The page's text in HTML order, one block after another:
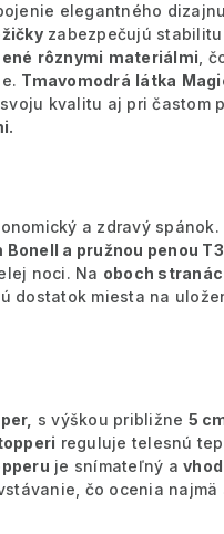
elegantného
zabezpečujú stabilitu
rôznymi materiálmi ,
Tmavomodrá látka
kvalitu aj pri častom
a zdravý spánok.
a pružnou penou
noci. Na oboch
dostatok miesta na
s výškou približne 5
reguluje telesnú
je snímateľný a
čo ocenia